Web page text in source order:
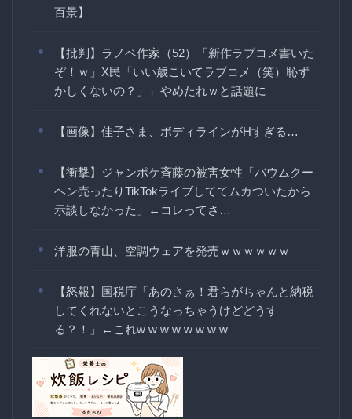
百景】
【批判】ラノベ作家（52）「新作ラブコメ書いた
ぞ！ｗ」X民「いい歳こいてラブコメ（笑）恥ず
かしくないの？」←やめたれｗと話題に
【画像】佳子さま、ボディラインがHすぎる…
【衝撃】ジャンポケ斉藤の被害女性「バウムクー
ヘン売ったりTikTokライブしててムカついたから
示談しなかった」←コレってさ…
洋服の青山、空調ウェアを発売ｗｗｗｗｗｗ
【怒報】国税庁「あのさぁ！君らがちゃんと納税
してくれないとこうなっちゃうけどどうす
る？！」←これw w w w w w w w